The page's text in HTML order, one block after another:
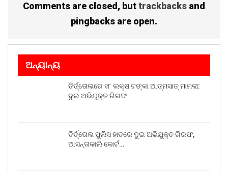
ପଟ୍ଟନାୟକ, ସଂଗୀତ ଗୁରୁ ବିଜୟ କୁମାର ଜେନା ପ୍ରମୁଖ ଯୋଗଦେଇ
ଶିଳ୍ପୀମାନଙ୍କୁ ସମ୍ବର୍ଦ୍ଧିତ କରିଥିଲେ । ଆଜି ଶିଳ୍ପୀମାନଙ୍କର
। ଦିବସବ୍ୟାପି ଆଜିର କାର୍ଯ୍ୟକ୍ରମରେ ବହୁସଂଖ୍ୟାରେ ଦର୍ଶକ ତଥା
ଜନସାଧାରଣ ଯୋଗଦେଇ କାର୍ଯ୍ୟକ୍ରମକୁ ଉପଭୋଗ କରିଥିଲେ ।
Share on:
WhatsApp
Comments are closed, buttrackbacks and
pingbacks are open.
ଅନ୍ୟାନ୍ୟ
ତିର୍ତ୍ତୋଲରେ ୧୮ ଲକ୍ଷ ଟଙ୍କା ଆତ୍ମସାତ୍ ମାମଲା:
ଦୁଇ ଅଭିଯୁକ୍ତ ଗିରଫ
ତିର୍ତ୍ତୋଲ ପୁଲିସ ହାତରେ ଦୁଇ ଅଭିଯୁକ୍ତ ଗିରଫ,
ଆସନ୍ତାକାଲି କୋର୍ଟ…